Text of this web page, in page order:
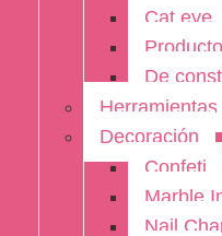
Cat eye
De
Herramientas
Decoración
Confeti
Marble
Nail